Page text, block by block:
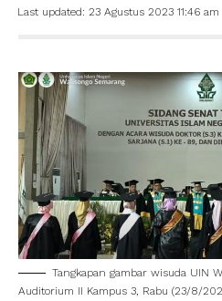
Last updated: 23 Agustus 2023 11:46 am
Tangkapan gambar wisuda UIN
Auditorium II Kampus 3, Rabu (23/8/